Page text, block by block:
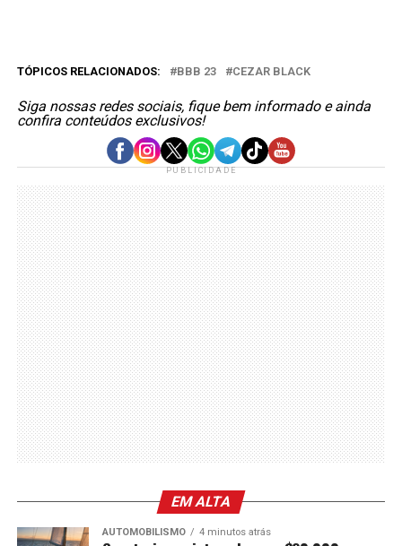
TÓPICOS RELACIONADOS: BBB 23 CEZAR BLACK
Siga nossas redes sociais, fique bem informado e ainda
confira conteúdos exclusivos!
PUBLICIDADE
EM ALTA
AUTOMOBILISMO 4 minutos atrás